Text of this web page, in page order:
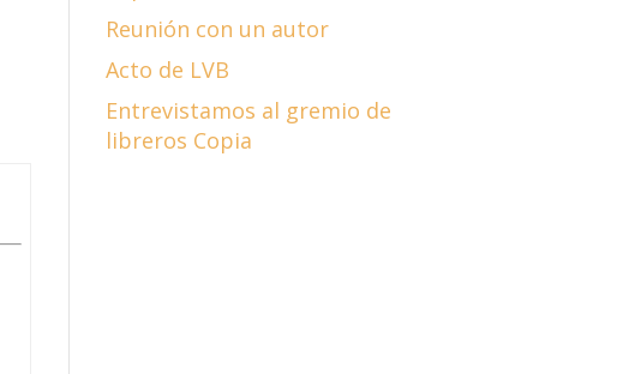
Reunión con un autor
Acto de LVB
Entrevistamos al gremio de
libreros Copia